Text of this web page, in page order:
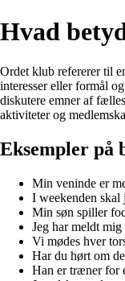
Hvad
Ordet klub refererer til
interesser eller formål
diskutere emner af
aktiviteter og
Eksempler på
Min veninde er
I weekenden skal
Min søn spiller
Jeg har meldt
Vi mødes hver
Har du hørt om
Han er træner for